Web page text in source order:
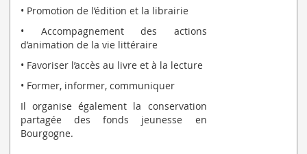
• Promotion de l’édition et la librairie
• Accompagnement des actions
d’animation de la vie littéraire
• Favoriser l’accès au livre et à la lecture
• Former, informer, communiquer
Il organise également la conservation
partagée des fonds jeunesse en
Bourgogne.